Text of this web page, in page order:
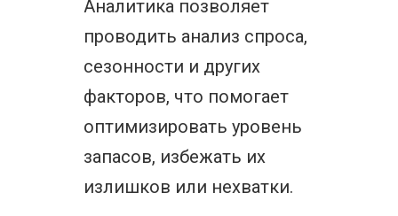
Аналитика позволяет
проводить анализ спроса,
сезонности и других
факторов, что помогает
оптимизировать уровень
запасов, избежать их
излишков или нехватки.